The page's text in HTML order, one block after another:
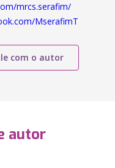
mrcs.serafim/
MserafimT
com o autor
autor